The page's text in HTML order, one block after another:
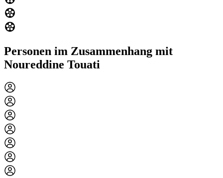
Personen im Zusammenhang mit
Noureddine Touati